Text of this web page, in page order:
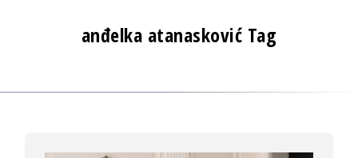
anđelka atanasković Tag